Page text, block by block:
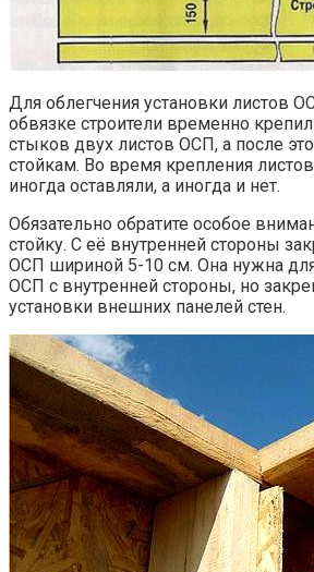
Для облегчения установки листов
обвязке строители временно
стыков двух листов ОСП, а после
стойкам. Во время крепления
иногда оставляли, а иногда и нет.
Обязательно обратите особое
стойку. С её внутренней стороны
ОСП шириной 5-10 см. Она нужна
ОСП с внутренней стороны, но
установки внешних панелей стен.